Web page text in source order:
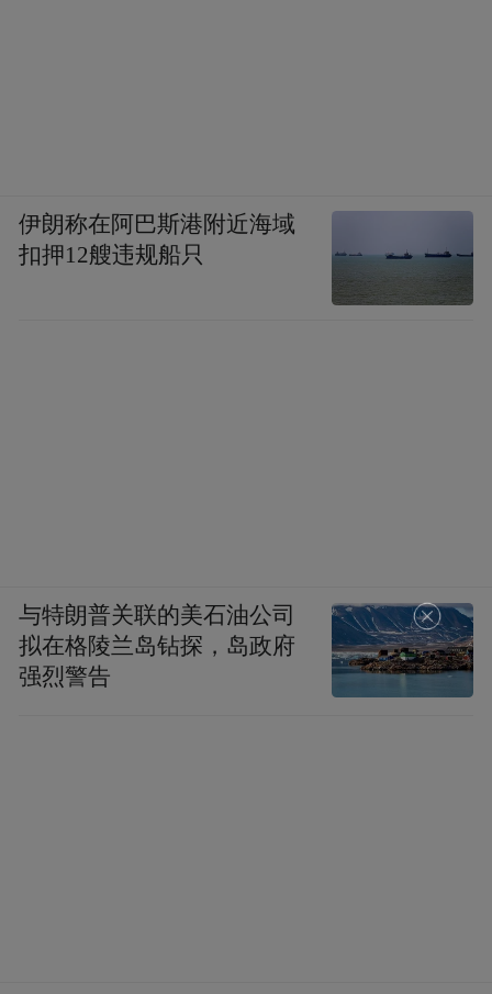
伊朗称在阿巴斯港附近海域
扣押12艘违规船只
与特朗普关联的美石油公司
拟在格陵兰岛钻探，岛政府
强烈警告